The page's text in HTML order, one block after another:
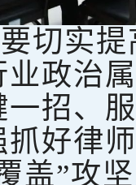
切实
业政治
一招、
好律
盖”攻